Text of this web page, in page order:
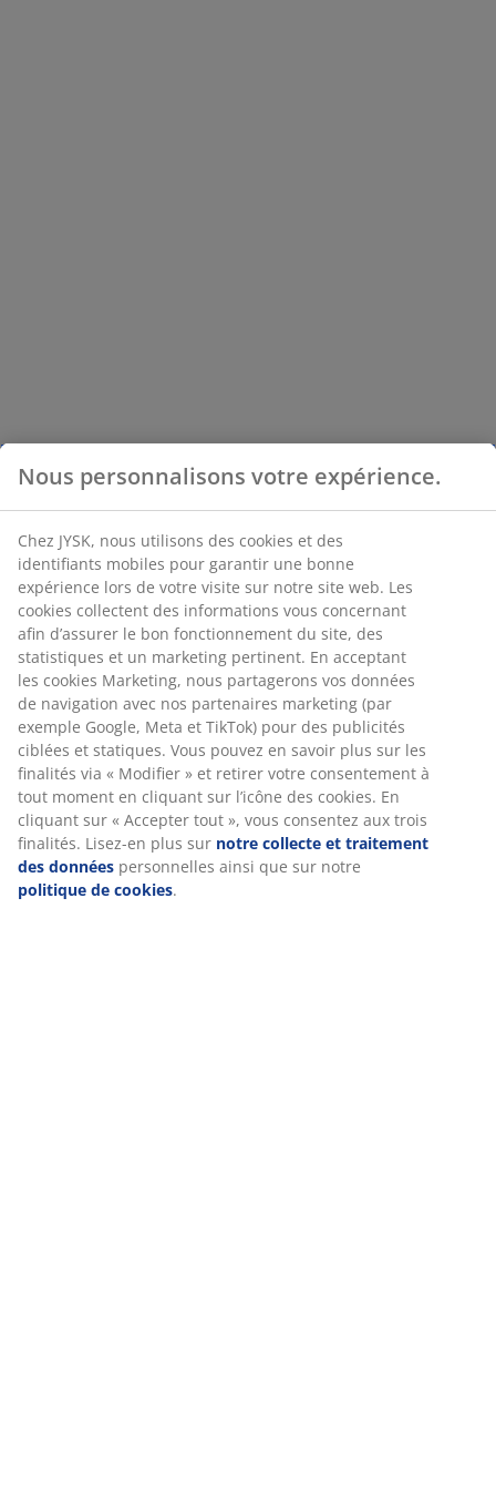
Nous personnalisons votre expérience.
Chez JYSK, nous utilisons des cookies et des
identifiants mobiles pour garantir une bonne
expérience lors de votre visite sur notre site web. Les
cookies collectent des informations vous concernant
afin d’assurer le bon fonctionnement du site, des
statistiques et un marketing pertinent. En acceptant
les cookies Marketing, nous partagerons vos données
de navigation avec nos partenaires marketing (par
exemple Google, Meta et TikTok) pour des publicités
ciblées et statiques. Vous pouvez en savoir plus sur les
finalités via « Modifier » et retirer votre consentement à
tout moment en cliquant sur l’icône des cookies. En
cliquant sur « Accepter tout », vous consentez aux trois
finalités. Lisez-en plus sur notre collecte et traitement
des données personnelles ainsi que sur notre
politique de cookies.